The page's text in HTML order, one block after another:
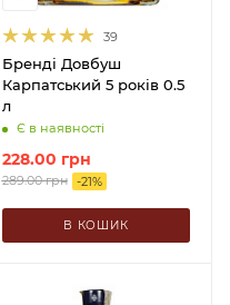
39
Бренді Довбуш
Карпатський 5 років 0.5
л
Є в наявності
228.00 грн
289.00грн -21%
В КОШИК